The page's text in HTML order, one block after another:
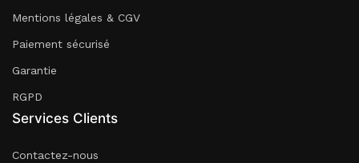
Mentions légales & CGV
Paiement sécurisé
Garantie
RGPD
Services Clients
Contactez-nous